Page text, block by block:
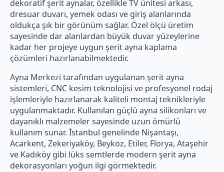
dekoratif şerit aynalar, özellikle TV ünitesi arkası,
dresuar duvarı, yemek odası ve giriş alanlarında
oldukça şık bir görünüm sağlar. Özel ölçü üretim
sayesinde dar alanlardan büyük duvar yüzeylerine
kadar her projeye uygun şerit ayna kaplama
çözümleri hazırlanabilmektedir.
Ayna Merkezi tarafından uygulanan şerit ayna
sistemleri, CNC kesim teknolojisi ve profesyonel rodaj
işlemleriyle hazırlanarak kaliteli montaj teknikleriyle
uygulanmaktadır. Kullanılan güçlü ayna silikonları ve
dayanıklı malzemeler sayesinde uzun ömürlü
kullanım sunar. İstanbul genelinde Nişantaşı,
Acarkent, Zekeriyaköy, Beykoz, Etiler, Florya, Ataşehir
ve Kadıköy gibi lüks semtlerde modern şerit ayna
dekorasyonları yoğun ilgi görmektedir.